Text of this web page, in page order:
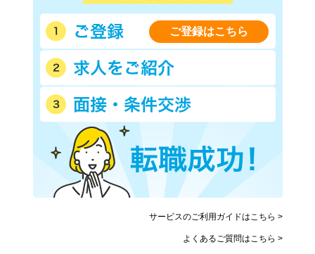
ご登録はこちら
サービスのご利用ガイドはこちら >
よくあるご質問はこちら >